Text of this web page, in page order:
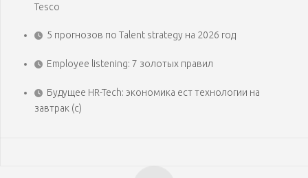
Tesco
5 прогнозов по Talent strategy на 2026 год
Employee listening: 7 золотых правил
Будущее HR-Tech: экономика ест технологии на
завтрак (с)